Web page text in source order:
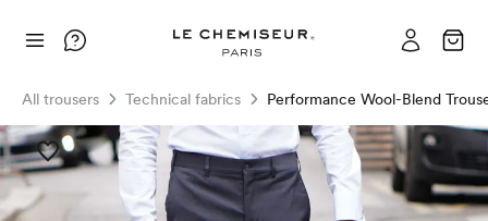
All trousers Technical fabrics Performance Wool-Blend